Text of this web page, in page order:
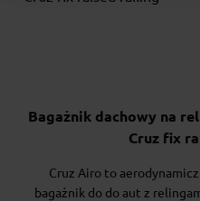
Bagażnik dachowy na
Cruz fix
Cruz Airo to
bagażnik do do aut z